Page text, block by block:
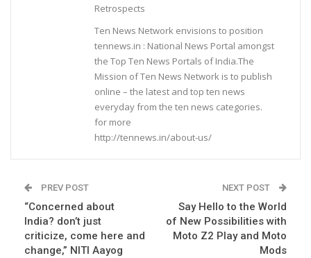
Retrospects
Ten News Network envisions to position
tennews.in : National News Portal amongst
the Top Ten News Portals of India.The
Mission of Ten News Network is to publish
online – the latest and top ten news
everyday from the ten news categories.
for more
http://tennews.in/about-us/
PREV POST
“Concerned about
India? don’t just
criticize, come here and
change,” NITI Aayog
NEXT POST
Say Hello to the World
of New Possibilities with
Moto Z2 Play and Moto
Mods